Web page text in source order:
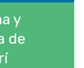
y
de